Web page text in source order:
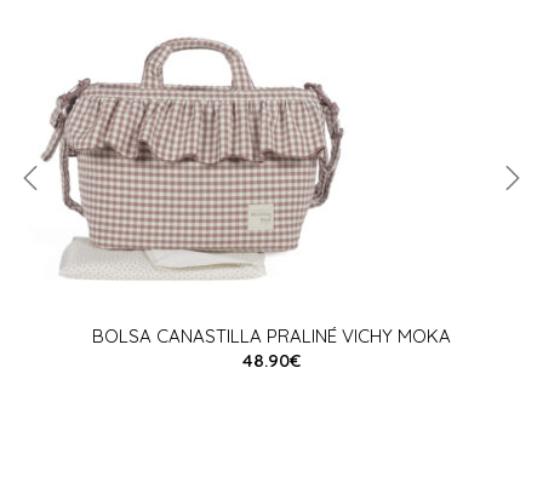
BOLSA CANASTILLA PRALINÉ VICHY MOKA
48.90€